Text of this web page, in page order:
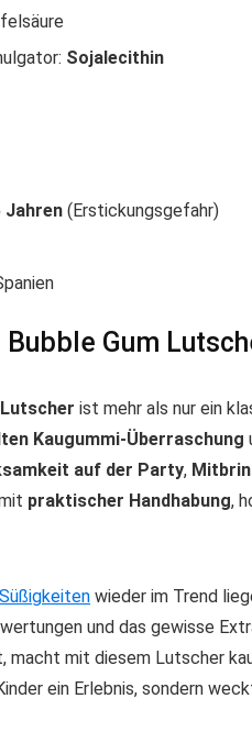
Sojalecithin
Jahren (Erstickungsgefahr)
Bubble Gum
Lutscher ist mehr als nur ein
Kaugummi-Überraschung
auf der Party,
praktischer Handhabung,
Süßigkeiten wieder im Trend
und das gewisse
macht mit diesem Lutscher
ein Erlebnis, sondern